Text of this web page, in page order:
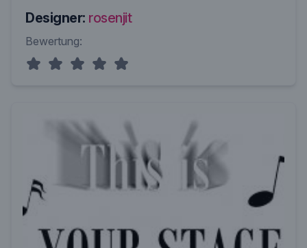
Designer: rosenjit
Bewertung: